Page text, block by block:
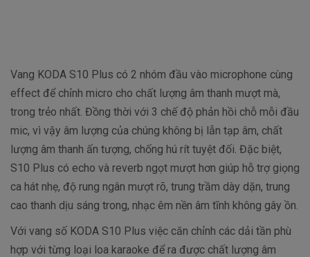
Vang KODA S10 Plus có 2 nhóm đầu vào microphone cùng
effect để chỉnh micro cho chất lượng âm thanh mượt mà,
trong trẻo nhất. Đồng thời với 3 chế độ phản hồi chỗ mỗi đầu
mic, vì vậy âm lượng của chúng không bị lẫn tạp âm, chất
lượng âm thanh ấn tượng, chống hú rít tuyệt đối. Đặc biệt,
S10 Plus có echo và reverb ngọt mượt hơn giúp hỗ trợ giọng
ca hát nhẹ, độ rung ngân mượt rõ, trung trầm dày dặn, trung
cao thanh dịu sáng trong, nhạc êm nền âm tĩnh không gây ồn.
Với vang số KODA S10 Plus việc căn chỉnh các dải tần phù
hợp với từng loại loa karaoke để ra được chất lượng âm